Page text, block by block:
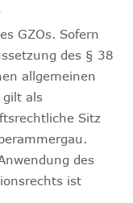
GZOs. Sofern
des § 38
allgemeinen
gilt als
Sitz
des
ist